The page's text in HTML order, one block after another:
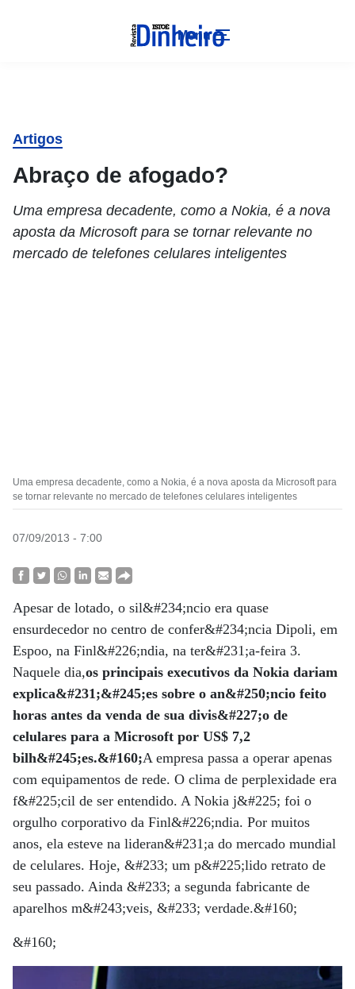
Menu
Artigos
Abraço de afogado?
Uma empresa decadente, como a Nokia, é a nova
aposta da Microsoft para se tornar relevante no
mercado de telefones celulares inteligentes
Uma empresa decadente, como a Nokia, é a nova aposta da Microsoft para
se tornar relevante no mercado de telefones celulares inteligentes
07/09/2013 - 7:00
Apesar de lotado, o sil&#234;ncio era quase
ensurdecedor no centro de confer&#234;ncia Dipoli, em
Espoo, na Finl&#226;ndia, na ter&#231;a-feira 3.
Naquele dia,os principais executivos da Nokia dariam
explica&#231;&#245;es sobre o an&#250;ncio feito
horas antes da venda de sua divis&#227;o de
celulares para a Microsoft por US$ 7,2
bilh&#245;es.&#160;A empresa passa a operar apenas
com equipamentos de rede. O clima de perplexidade era
f&#225;cil de ser entendido. A Nokia j&#225; foi o
orgulho corporativo da Finl&#226;ndia. Por muitos
anos, ela esteve na lideran&#231;a do mercado mundial
de celulares. Hoje, &#233; um p&#225;lido retrato de
seu passado. Ainda &#233; a segunda fabricante de
aparelhos m&#243;veis, &#233; verdade.&#160;
&#160;